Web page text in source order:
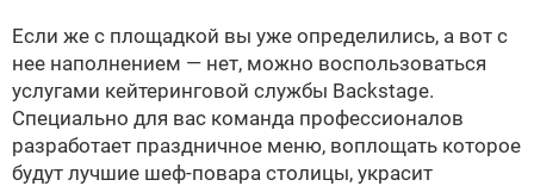
Если же с площадкой вы уже определились, а вот с
нее наполнением — нет, можно воспользоваться
услугами кейтеринговой службы Backstage.
Специально для вас команда профессионалов
разработает праздничное меню, воплощать которое
будут лучшие шеф-повара столицы, украсит